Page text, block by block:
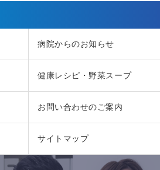
病院からのお知らせ
健康レシピ・野菜スープ
お問い合わせのご案内
サイトマップ